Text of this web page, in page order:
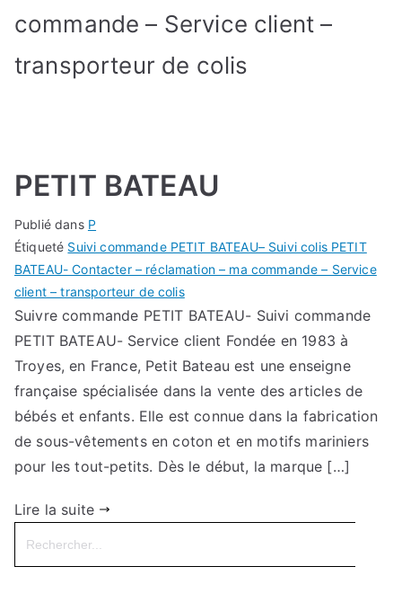
commande – Service client –
transporteur de colis
PETIT BATEAU
Publié dans P
Étiqueté Suivi commande PETIT BATEAU– Suivi colis PETIT
BATEAU- Contacter – réclamation – ma commande – Service
client – transporteur de colis
Suivre commande PETIT BATEAU- Suivi commande
PETIT BATEAU- Service client Fondée en 1983 à
Troyes, en France, Petit Bateau est une enseigne
française spécialisée dans la vente des articles de
bébés et enfants. Elle est connue dans la fabrication
de sous-vêtements en coton et en motifs mariniers
pour les tout-petits. Dès le début, la marque […]
Lire la suite
Search
for: